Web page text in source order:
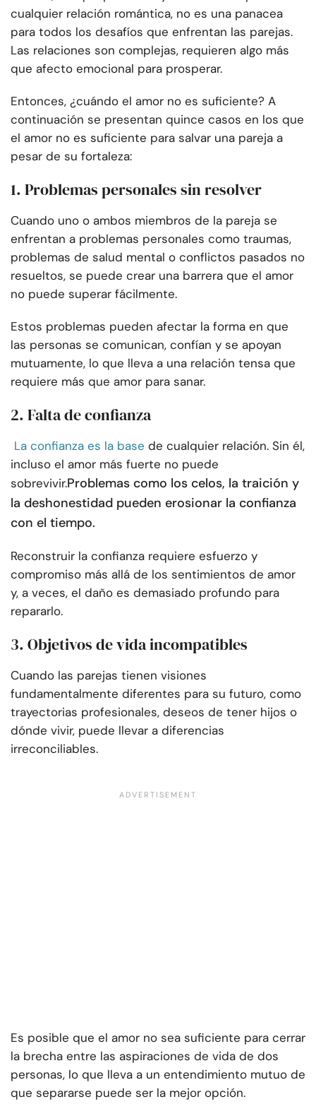
cualquier relación romántica, no es una panacea
para todos los desafíos que enfrentan las parejas.
Las relaciones son complejas, requieren algo más
que afecto emocional para prosperar.
Entonces, ¿cuándo el amor no es suficiente? A
continuación se presentan quince casos en los que
el amor no es suficiente para salvar una pareja a
pesar de su fortaleza:
1. Problemas personales sin resolver
Cuando uno o ambos miembros de la pareja se
enfrentan a problemas personales como traumas,
problemas de salud mental o conflictos pasados no
resueltos, se puede crear una barrera que el amor
no puede superar fácilmente.
Estos problemas pueden afectar la forma en que
las personas se comunican, confían y se apoyan
mutuamente, lo que lleva a una relación tensa que
requiere más que amor para sanar.
2. Falta de confianza
La confianza es la base de cualquier relación. Sin él,
incluso el amor más fuerte no puede
sobrevivir.Problemas como los celos, la traición y
la deshonestidad pueden erosionar la confianza
con el tiempo.
Reconstruir la confianza requiere esfuerzo y
compromiso más allá de los sentimientos de amor
y, a veces, el daño es demasiado profundo para
repararlo.
3. Objetivos de vida incompatibles
Cuando las parejas tienen visiones
fundamentalmente diferentes para su futuro, como
trayectorias profesionales, deseos de tener hijos o
dónde vivir, puede llevar a diferencias
irreconciliables.
Es posible que el amor no sea suficiente para cerrar
la brecha entre las aspiraciones de vida de dos
personas, lo que lleva a un entendimiento mutuo de
que separarse puede ser la mejor opción.